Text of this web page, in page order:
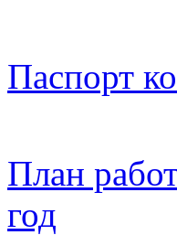
Паспорт
План
год